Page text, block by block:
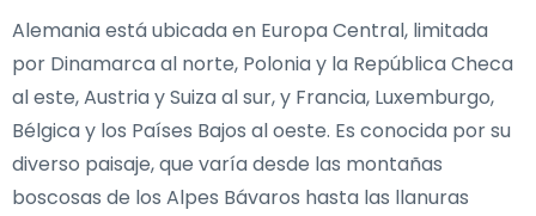
Alemania está ubicada en Europa Central, limitada
por Dinamarca al norte, Polonia y la República Checa
al este, Austria y Suiza al sur, y Francia, Luxemburgo,
Bélgica y los Países Bajos al oeste. Es conocida por su
diverso paisaje, que varía desde las montañas
boscosas de los Alpes Bávaros hasta las llanuras